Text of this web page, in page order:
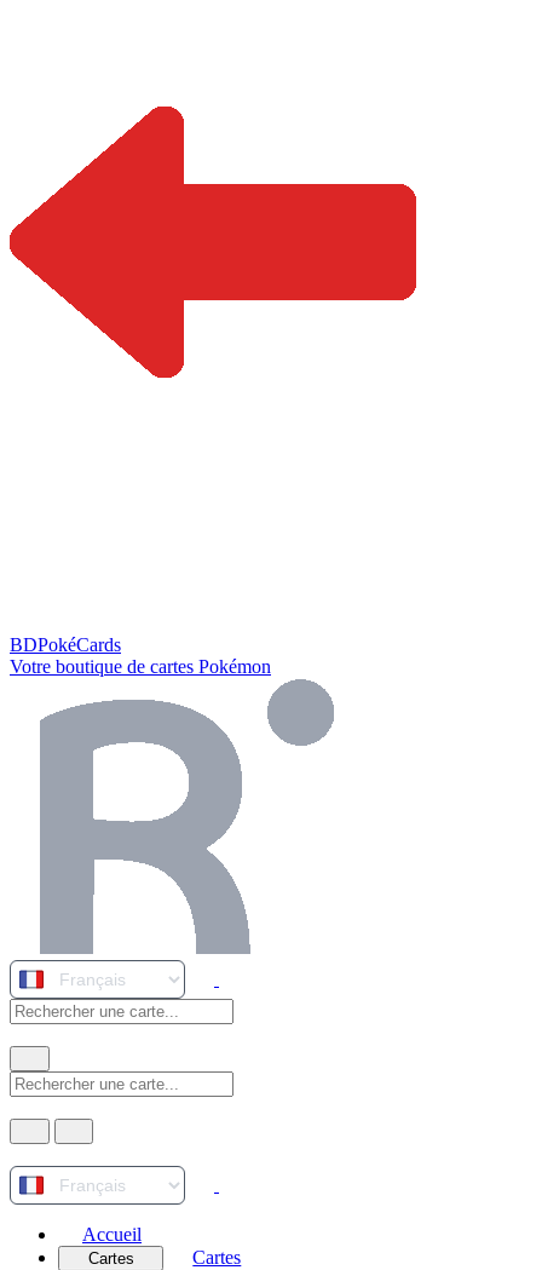
BDPokéCards
Votre boutique de cartes Pokémon
Accueil
Cartes Cartes